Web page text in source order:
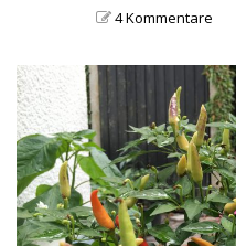
4 Kommentare